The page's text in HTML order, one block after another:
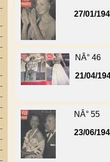
27/01/
NÂ° 46
21/04/
NÂ° 55
23/06/